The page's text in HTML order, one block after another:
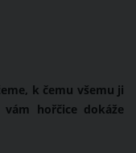
k čemu všemu ji
hořčice dokáže